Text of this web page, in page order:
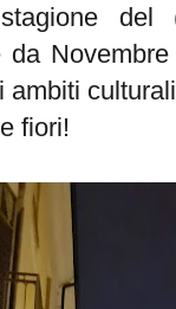
del
da
ambiti
fiori!